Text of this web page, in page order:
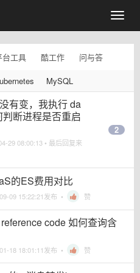
台工具 酷工作 问与答
MySQL
有变，我执行 da
断进程是否重启
29 08:00:13 • 最后回复来
2
的ES费用对比
09 15:22:21发布 • 赞
code 如何查询含
18 18:01:11发布 • 赞